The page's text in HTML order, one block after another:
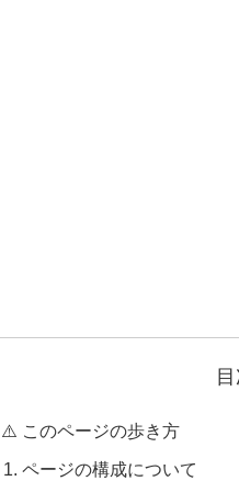
⚠️ このページの歩き方
ページの構成について